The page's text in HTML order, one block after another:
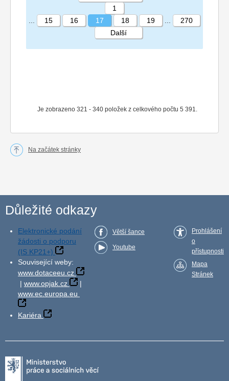
STRÁNKA 17 270
Je zobrazeno 321 - 340 položek z celkového počtu 5 391.
1
15 16 17 18 19
270
Další
Na začátek stránky
Důležité odkazy
Elektronické podání
žádosti o podporu
(IS KP21+)
Související weby:
www.dotaceeu.cz
| www.opjak.cz
|
www.ec.europa.eu
Kariéra
Větší šance
Youtube
Prohlášení
o
přístupnosti
Mapa
Stránek